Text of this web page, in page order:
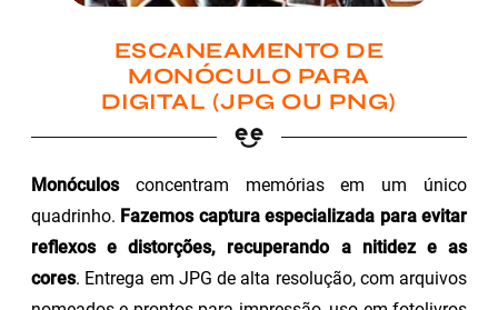
ESCANEAMENTO DE
MONÓCULO PARA
DIGITAL (JPG OU PNG)
Monóculosconcentram memórias em um único
quadrinho. Fazemos captura especializada para evitar
reflexos e distorções, recuperando a nitidez e as
cores. Entrega em JPG de alta resolução, com arquivos